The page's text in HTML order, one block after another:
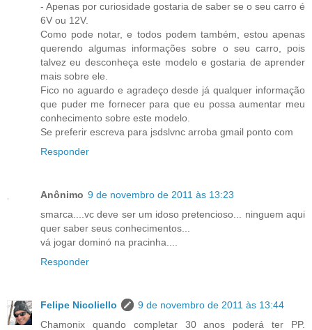
- Apenas por curiosidade gostaria de saber se o seu carro é
6V ou 12V.
Como pode notar, e todos podem também, estou apenas
querendo algumas informações sobre o seu carro, pois
talvez eu desconheça este modelo e gostaria de aprender
mais sobre ele.
Fico no aguardo e agradeço desde já qualquer informação
que puder me fornecer para que eu possa aumentar meu
conhecimento sobre este modelo.
Se preferir escreva para jsdslvnc arroba gmail ponto com
Responder
Anônimo 9 de novembro de 2011 às 13:23
smarca....vc deve ser um idoso pretencioso... ninguem aqui
quer saber seus conhecimentos...
vá jogar dominó na pracinha....
Responder
Felipe Nicoliello
9 de novembro de 2011 às 13:44
Chamonix quando completar 30 anos poderá ter PP.